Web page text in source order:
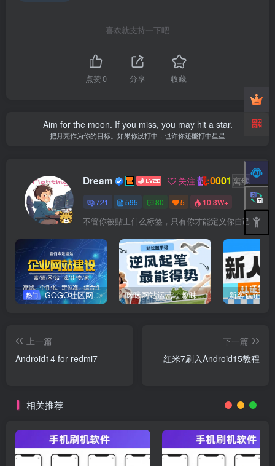
喜欢就支持一下吧
点赞0 分享 收藏
Aim for the moon. If you miss, you may hit a star.
把月亮作为你的目标。如果你没打中，也许你还能打中星星
Dream 关注 靓:0001 离线
721 595 80 5 10.3W+
不管你被贴上什么标签，只有你才能定义你自己
热门 GOGO社区网站搭建(自助服务) 咪咪网站运营：趣味性悄悄飘起的成功风头 新客认证优
上一篇
Android14 for redmi7
下一篇
红米7刷入Android15教程
相关推荐